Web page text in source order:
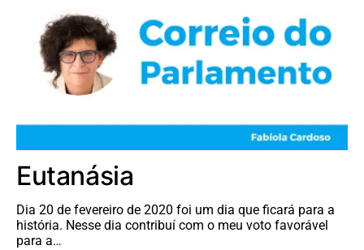
Eutanásia
Dia 20 de fevereiro de 2020 foi um dia que ficará para a
história. Nesse dia contribuí com o meu voto favorável
para a…